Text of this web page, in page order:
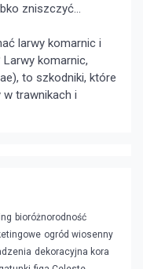
zniszczyć...
larwy komarnic i
Larwy komarnic,
to szkodniki, które
trawnikach i
bioróżnorodność
ogród wiosenny
dekoracyjna kora